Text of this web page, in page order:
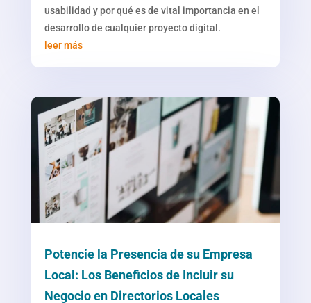
usabilidad y por qué es de vital importancia en el
desarrollo de cualquier proyecto digital.
leer más
Potencie la Presencia de su Empresa
Local: Los Beneficios de Incluir su
Negocio en Directorios Locales